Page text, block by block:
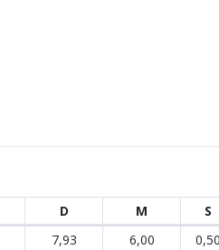
D M S
7,93 6,00 0,50